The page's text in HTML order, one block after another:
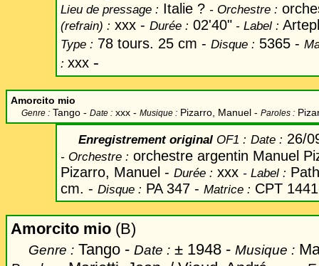
Lieu de pressage : Italie ? - Orchestre :
(refrain) : xxx - Durée : 02'40" - Label :
Type : 78 tours. 25 cm - Disque : 5365 -
: xxx -
Amorcito mio
Genre : Tango - Date : xxx - Musique : Pizarro, Manuel - Paroles :
Enregistrement original OF1 : Date : 26/
- Orchestre : orchestre argentin Manuel
Pizarro, Manuel - Durée : xxx - Label :
cm. - Disque : PA 347 - Matrice : CPT
Amorcito mio (B)
Genre : Tango - Date : ± 1948 - Musique :